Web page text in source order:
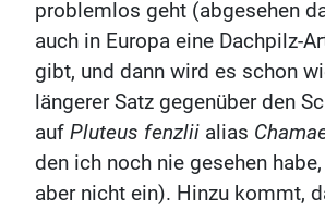
problemlos geht (abgesehen
auch in Europa eine Dachpilz-
gibt, und dann wird es schon
längerer Satz gegenüber den
auf Pluteus fenzlii alias
den ich noch nie gesehen
aber nicht ein). Hinzu kommt,